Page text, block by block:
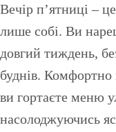
Вечір п’ятниці – це час, який хочеться присвятити
лише собі. Ви
довгий тиждень,
буднів. Комфортно
ви гортаєте меню
насолоджуючись